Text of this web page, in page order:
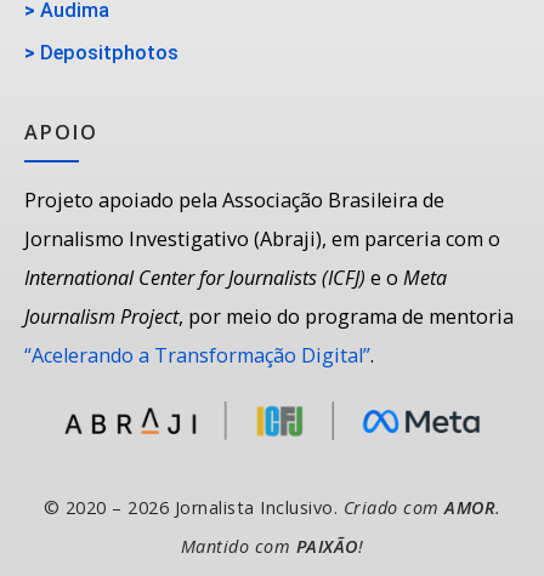
> Audima
> Depositphotos
APOIO
Projeto apoiado pela Associação Brasileira de
Jornalismo Investigativo (Abraji), em parceria com o
International Center for Journalists (ICFJ) e o Meta
Journalism Project, por meio do programa de mentoria
“Acelerando a Transformação Digital”.
© 2020 – 2026 Jornalista Inclusivo. Criado comAMOR.
Mantido com PAIXÃO!